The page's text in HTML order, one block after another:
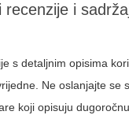
recenzije i
s detaljnim opisima
Ne oslanjajte se
koji opisuju